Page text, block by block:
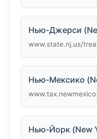
Нью-Джерси
www.state.nj.us/
Нью-Мексико
Нью-Йорк (New